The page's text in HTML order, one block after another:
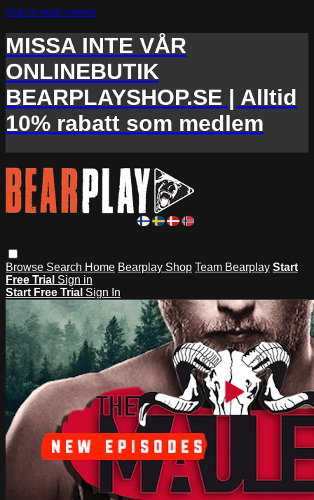
Skip to main content
MISSA INTE VÅR
ONLINEBUTIK
BEARPLAYSHOP.SE | Alltid
10% rabatt som medlem
Browse Search Home Bearplay Shop Team Bearplay Start
Free Trial Sign in
Start Free Trial Sign In